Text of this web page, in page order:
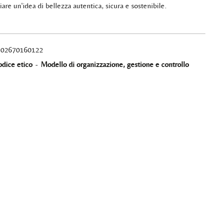
un'idea di bellezza autentica, sicura e sostenibile.
etico - Modello di organizzazione, gestione e controllo